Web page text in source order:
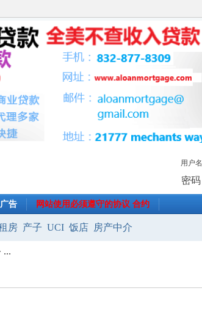
用户名
密码
告 网站使用必须遵守的协议 合约
房 产子 UCI 饭店 房产中介
...